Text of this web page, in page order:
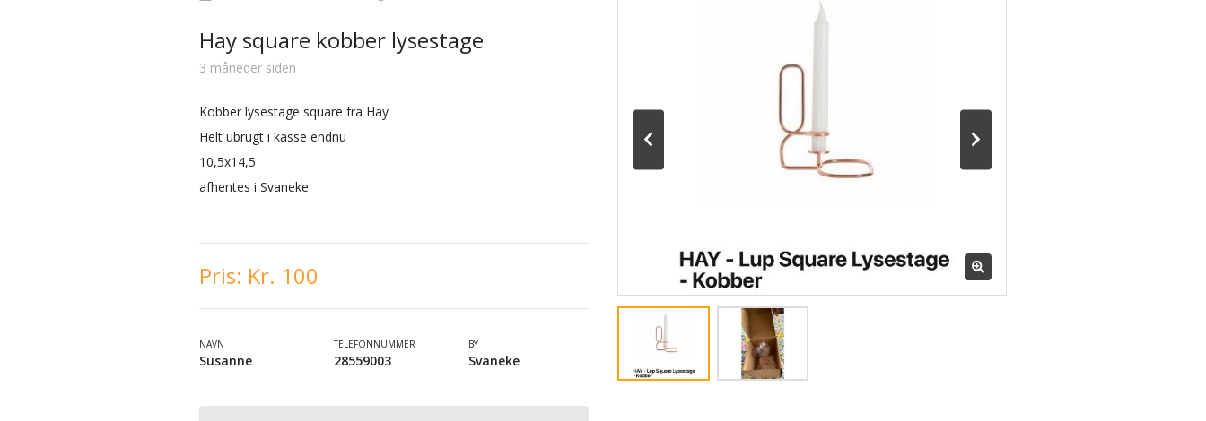
Hay square kobber lysestage
3 måneder siden
Kobber lysestage square fra Hay
Helt ubrugt i kasse endnu
10,5x14,5
afhentes i Svaneke
Pris: Kr. 100
NAVN
Susanne
TELEFONNUMMER
28559003
BY
Svaneke